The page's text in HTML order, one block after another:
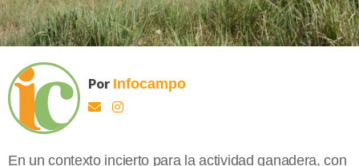
Por Infocampo
En un contexto incierto para la actividad ganadera, con